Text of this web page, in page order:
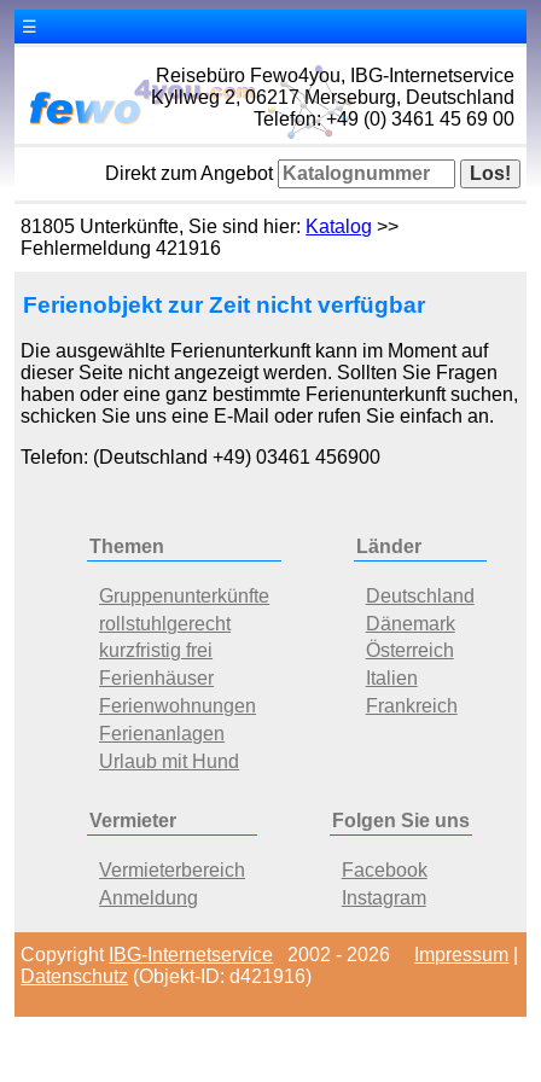
☰
Reisebüro Fewo4you, IBG-Internetservice
Kyllweg 2, 06217 Merseburg, Deutschland
Telefon: +49 (0) 3461 45 69 00
Direkt zum Angebot
81805 Unterkünfte, Sie sind hier: Katalog >>
Fehlermeldung 421916
Ferienobjekt zur Zeit nicht verfügbar
Die ausgewählte Ferienunterkunft kann im Moment auf
dieser Seite nicht angezeigt werden. Sollten Sie Fragen
haben oder eine ganz bestimmte Ferienunterkunft suchen,
schicken Sie uns eine E-Mail oder rufen Sie einfach an.
Telefon: (Deutschland +49) 03461 456900
Themen
Gruppenunterkünfte
rollstuhlgerecht
kurzfristig frei
Ferienhäuser
Ferienwohnungen
Ferienanlagen
Urlaub mit Hund
Länder
Deutschland
Dänemark
Österreich
Italien
Frankreich
Vermieter
Vermieterbereich
Anmeldung
Folgen Sie uns
Facebook
Instagram
Copyright IBG-Internetservice 2002 - 2026 Impressum
Datenschutz (Objekt-ID: d421916)